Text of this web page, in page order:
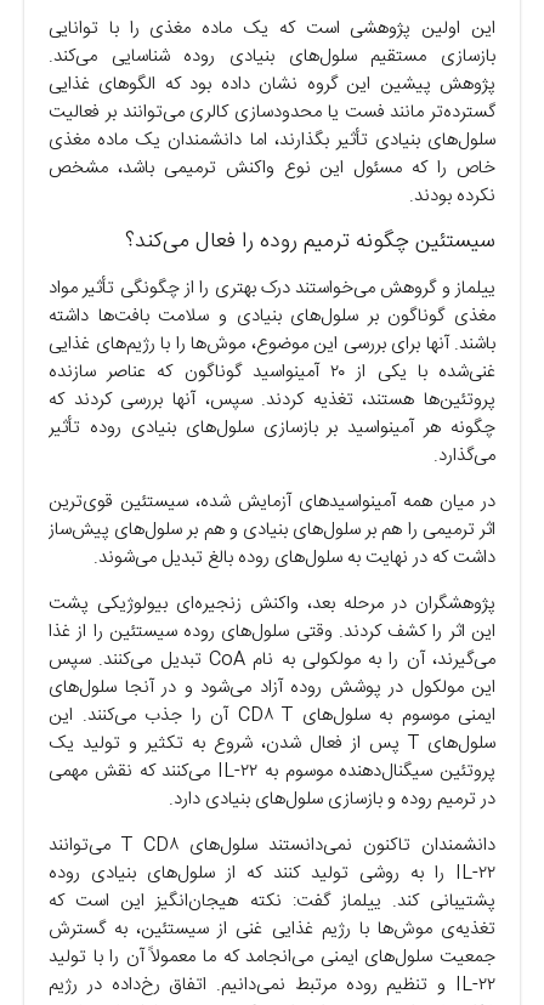
این اولین پژوهشی است که یک ماده مغذی را با توانایی
بازسازی مستقیم سلول‌های بنیادی روده شناسایی می‌کند.
پژوهش پیشین این گروه نشان داده بود که الگو‌های غذایی
گسترده‌تر مانند فست یا محدودسازی کالری می‌توانند بر فعالیت
سلول‌های بنیادی تأثیر بگذارند، اما دانشمندان یک ماده مغذی
خاص را که مسئول این نوع واکنش ترمیمی باشد، مشخص
نکرده بودند.
سیستئین چگونه ترمیم روده را فعال می‌کند؟
ییلماز و گروهش می‌خواستند درک بهتری را از چگونگی تأثیر مواد
مغذی گوناگون بر سلول‌های بنیادی و سلامت بافت‌ها داشته
باشند. آنها برای بررسی این موضوع، موش‌ها را با رژیم‌های غذایی
غنی‌شده با یکی از ۲۰ آمینواسید گوناگون که عناصر سازنده
پروتئین‌ها هستند، تغذیه کردند. سپس، آنها بررسی کردند که
چگونه هر آمینواسید بر بازسازی سلول‌های بنیادی روده تأثیر
می‌گذارد.
در میان همه آمینواسید‌های آزمایش شده، سیستئین قوی‌ترین
اثر ترمیمی را هم بر سلول‌های بنیادی و هم بر سلول‌های پیش‌ساز
داشت که در نهایت به سلول‌های روده بالغ تبدیل می‌شوند.
پژوهشگران در مرحله بعد، واکنش زنجیره‌ای بیولوژیکی پشت
این اثر را کشف کردند. وقتی سلول‌های روده سیستئین را از غذا
می‌گیرند، آن را به مولکولی به نام CoA تبدیل می‌کنند. سپس
این مولکول در پوشش روده آزاد می‌شود و در آنجا سلول‌های
ایمنی موسوم به سلول‌های CD۸ T آن را جذب می‌کنند. این
سلول‌های T پس از فعال شدن، شروع به تکثیر و تولید یک
پروتئین سیگنال‌دهنده موسوم به IL-۲۲ می‌کنند که نقش مهمی
در ترمیم روده و بازسازی سلول‌های بنیادی دارد.
دانشمندان تاکنون نمی‌دانستند سلول‌های T CD۸ می‌توانند
IL-۲۲ را به روشی تولید کنند که از سلول‌های بنیادی روده
پشتیبانی کند. ییلماز گفت: نکته هیجان‌انگیز این است که
تغذیه‌ی موش‌ها با رژیم غذایی غنی از سیستئین، به گسترش
جمعیت سلول‌های ایمنی می‌انجامد که ما معمولاً آن را با تولید
IL-۲۲ و تنظیم روده مرتبط نمی‌دانیم. اتفاق رخ‌داده در رژیم